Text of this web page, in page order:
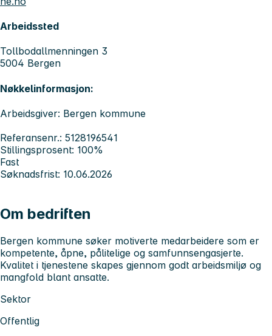
Arbeidssted
Tollbodallmenningen 3
5004 Bergen
Nøkkelinformasjon:
Arbeidsgiver: Bergen kommune
Referansenr.: 5128196541
Stillingsprosent: 100%
Fast
Søknadsfrist: 10.06.2026
Om bedriften
Bergen kommune søker motiverte medarbeidere som er
kompetente, åpne, pålitelige og samfunnsengasjerte.
Kvalitet i tjenestene skapes gjennom godt arbeidsmiljø og
mangfold blant ansatte.
Sektor
Offentlig